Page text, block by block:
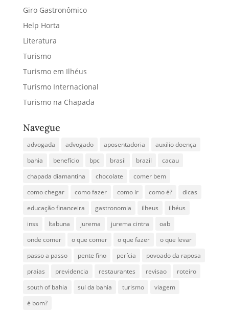
Giro Gastronômico
Help Horta
Literatura
Turismo
Turismo em Ilhéus
Turismo Internacional
Turismo na Chapada
Navegue
advogada advogado aposentadoria
auxilio doença
bahia
benefício bpc brasil brazil
cacau
chapada diamantina
chocolate
comer bem
como chegar
como fazer como ir como é?
dicas
educação financeira
gastronomia ilheus
ilhéus
inss
Itabuna jurema jurema cintra
oab
onde comer
o que comer o que fazer
o que levar
passo a passo
pente fino perícia
povoado da raposa
praias
previdencia restaurantes revisao
roteiro
south of bahia
sul da bahia turismo
viagem
é bom?